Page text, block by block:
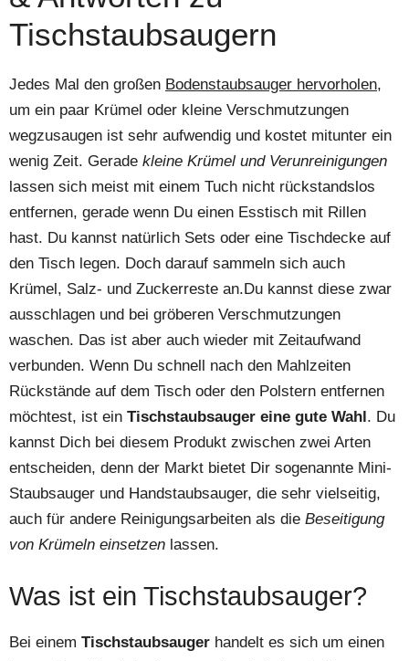
Tischstaubsaugern
Jedes Mal den großen Bodenstaubsauger hervorholen,
um ein paar Krümel oder kleine Verschmutzungen
wegzusaugen ist sehr aufwendig und kostet mitunter ein
wenig Zeit. Gerade kleine Krümel und Verunreinigungen
lassen sich meist mit einem Tuch nicht rückstandslos
entfernen, gerade wenn Du einen Esstisch mit Rillen
hast. Du kannst natürlich Sets oder eine Tischdecke auf
den Tisch legen. Doch darauf sammeln sich auch
Krümel, Salz- und Zuckerreste an.Du kannst diese zwar
ausschlagen und bei gröberen Verschmutzungen
waschen. Das ist aber auch wieder mit Zeitaufwand
verbunden. Wenn Du schnell nach den Mahlzeiten
Rückstände auf dem Tisch oder den Polstern entfernen
möchtest, ist ein Tischstaubsauger eine gute Wahl. Du
kannst Dich bei diesem Produkt zwischen zwei Arten
entscheiden, denn der Markt bietet Dir sogenannte Mini-
Staubsauger und Handstaubsauger, die sehr vielseitig,
auch für andere Reinigungsarbeiten als die Beseitigung
von Krümeln einsetzen lassen.
Was ist ein Tischstaubsauger?
Bei einem Tischstaubsauger handelt es sich um einen